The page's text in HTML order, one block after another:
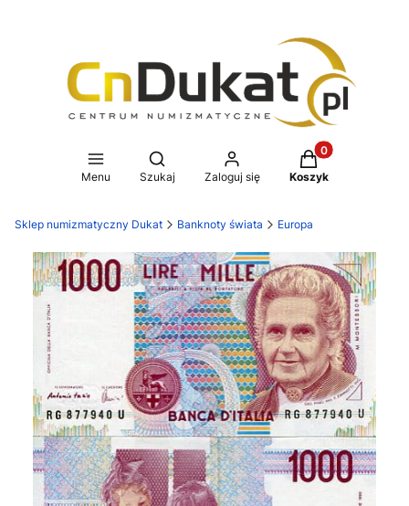
Menu
Otwórz wyszukiwarkę
Szukaj Zaloguj się
Produkty w
Koszyk
Sklep numizmatyczny Dukat Banknoty świata Europa